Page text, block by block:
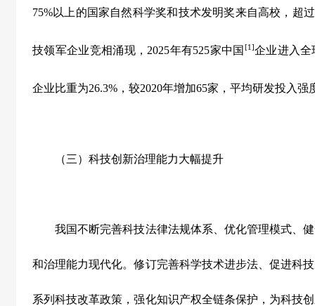
75%以上的国家自然科学奖和技术发明奖来自高校，超过
技领军企业竞相涌现， 2025年有525家中国 [1]企业进入
企业比重为26.3% ，较2020年增加65家，平均研发投入强
（三）科技创新治理能力大幅提升
我国不断完善科技法律法规体系、优化管理模式、健
和治理能力现代化。修订完善科学技术进步法、促进科
系列科技改革政策，强化知识产权全链条保护，为科技